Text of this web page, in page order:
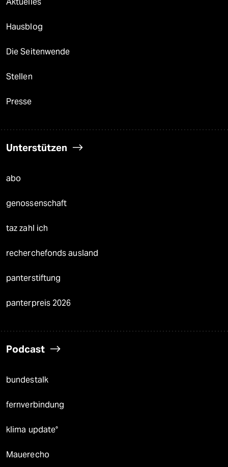
Aktuelles
Hausblog
Die Seitenwende
Stellen
Presse
Unterstützen
abo
genossenschaft
taz zahl ich
recherchefonds ausland
panterstiftung
panterpreis 2026
Podcast
bundestalk
fernverbindung
klima update°
Mauerecho